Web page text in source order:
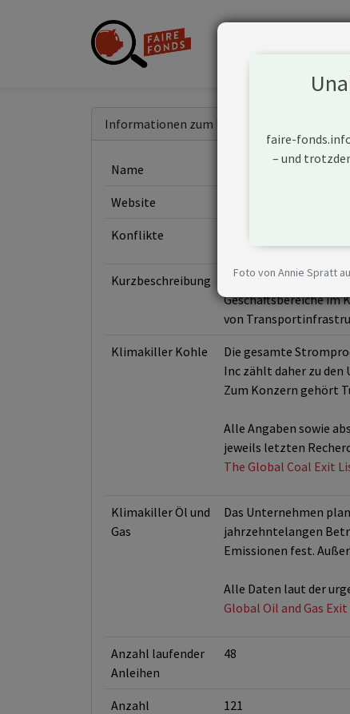
Informationen zum Unternehmen
Name
Website
Konflikte
Kurzbeschreibung
Fortis Inc ist ein
Geschäftsbereiche im
von
Klimakiller Kohle
Die gesamte
Inc zählt daher zu
Zum Konzern gehört
Alle Angaben sowie
jeweils letzten
The Global Coal Exit
Klimakiller Öl und
Gas
Das Unternehmen
jahrzehntelangen
Emissionen fest.
Alle Daten laut der
Global Oil and Gas
Anzahl laufender
Anleihen
48
Anzahl
121
faire-
– und
Foto von Annie Spratt